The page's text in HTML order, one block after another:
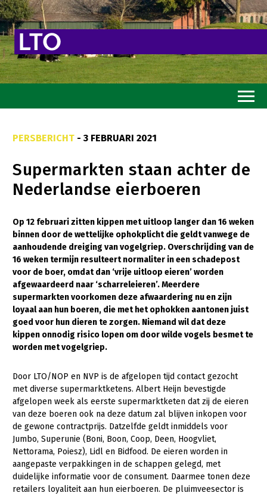
Goed eten
Mooi groen
Sterk ondernemerschap
Transitiepaden
Thema’s
Gezonde planten
Gezonde dieren
Natuur, klimaat en energie
Bodem en water
Platteland en omgeving
Mens, ondernemerschap en onderwijs
Internationaal
Sectoren
Dier
Biologische Landbouw
Plant
PERSBERICHT - 3 FEBRUARI 2021
Supermarkten staan achter de
Nederlandse eierboeren
Op 12 februari zitten kippen met uitloop langer dan 16 weken
binnen door de wettelijke ophokplicht die geldt vanwege de
aanhoudende dreiging van vogelgriep. Overschrijding van de
16 weken termijn resulteert normaliter in een schadepost
voor de boer, omdat dan ‘vrije uitloop eieren’ worden
afgewaardeerd naar ‘scharreleieren’. Meerdere
supermarkten voorkomen deze afwaardering nu en zijn
loyaal aan hun boeren, die met het ophokken aantonen juist
goed voor hun dieren te zorgen. Niemand wil dat deze
kippen onnodig risico lopen om door wilde vogels besmet te
worden met vogelgriep.
Door LTO/NOP en NVP is de afgelopen tijd contact gezocht
met diverse supermarktketens. Albert Heijn bevestigde
afgelopen week als eerste supermarktketen dat zij de eieren
van deze boeren ook na deze datum zal blijven inkopen voor
de gewone contractprijs. Datzelfde geldt inmiddels voor
Jumbo, Superunie (Boni, Boon, Coop, Deen, Hoogvliet,
Nettorama, Poiesz), Lidl en Bidfood. De eieren worden in
aangepaste verpakkingen in de schappen gelegd, met
duidelijke informatie voor de consument. Daarmee tonen deze
retailers loyaliteit aan hun eierboeren. De pluimveesector is